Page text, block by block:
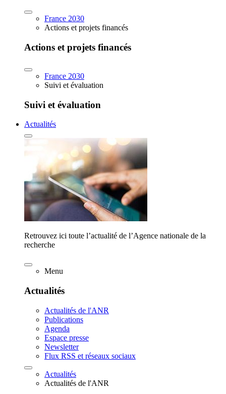
France 2030
Actions et projets financés
Actions et projets financés
France 2030
Suivi et évaluation
Suivi et évaluation
Actualités
Retrouvez ici toute l’actualité de l’Agence nationale de la
recherche
Menu
Actualités
Actualités de l'ANR
Publications
Agenda
Espace presse
Newsletter
Flux RSS et réseaux sociaux
Actualités
Actualités de l'ANR